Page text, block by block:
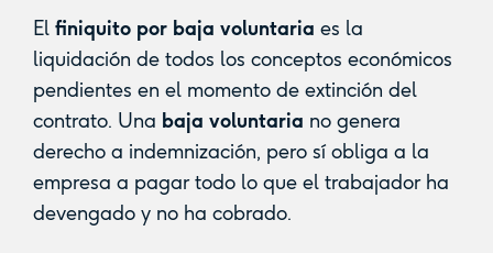
El finiquito por baja voluntaria es la
liquidación de todos los conceptos económicos
pendientes en el momento de extinción del
contrato. Una baja voluntaria no genera
derecho a indemnización, pero sí obliga a la
empresa a pagar todo lo que el trabajador ha
devengado y no ha cobrado.